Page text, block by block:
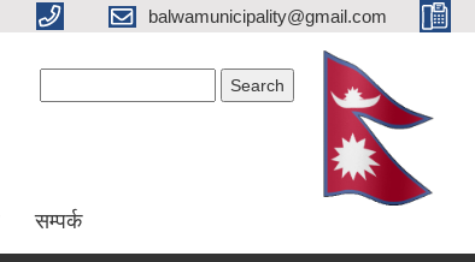
balwamunicipality@gmail.com
सम्पर्क